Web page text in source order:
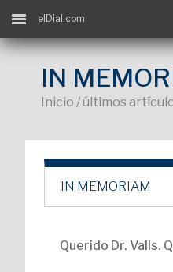
elDial.com
IN
Inicio / últimos
IN MEMORIAM
Querido Dr. Valls.